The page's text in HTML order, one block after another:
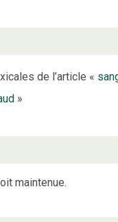
de l’article «
»
maintenue.